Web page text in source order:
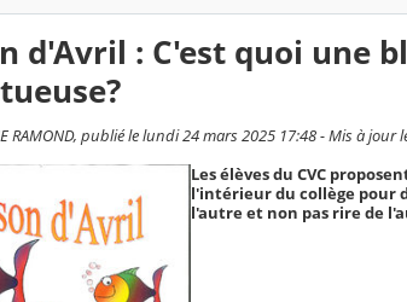
d'Avril : C'est quoi une
RAMOND, publié le lundi 24 mars 2025 17:48 - Mis à jour
Les élèves du CVC
l'intérieur du collège pour
l'autre et non pas rire de